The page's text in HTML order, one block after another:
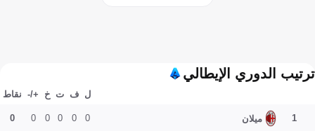
ترتيب الدوري الإيطالي
ل ف ت خ +/- نقاط
1 ميلان 0
0
0
0
0
0